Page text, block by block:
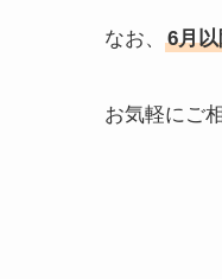
なお、 6月
お気軽にご